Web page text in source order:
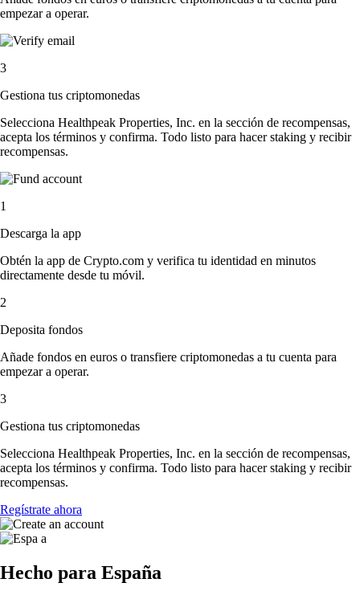
empezar a operar.
3
Gestiona tus criptomonedas
Selecciona Healthpeak Properties, Inc. en la sección de recompensas,
acepta los términos y confirma. Todo listo para hacer staking y recibir
recompensas.
1
Descarga la app
Obtén la app de Crypto.com y verifica tu identidad en minutos
directamente desde tu móvil.
2
Deposita fondos
Añade fondos en euros o transfiere criptomonedas a tu cuenta para
empezar a operar.
3
Gestiona tus criptomonedas
Selecciona Healthpeak Properties, Inc. en la sección de recompensas,
acepta los términos y confirma. Todo listo para hacer staking y recibir
recompensas.
Regístrate ahora
Hecho para España